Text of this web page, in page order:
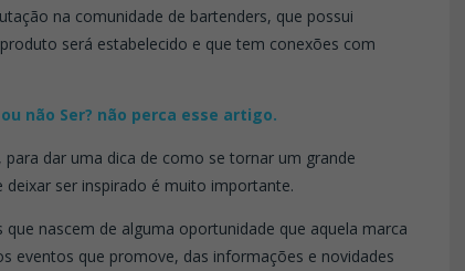
na comunidade de bartenders, que possui
será estabelecido e que tem conexões com
não Ser? não perca esse artigo.
dar uma dica de como se tornar um grande
ser inspirado é muito importante.
nascem de alguma oportunidade que aquela marca
eventos que promove, das informações e novidades